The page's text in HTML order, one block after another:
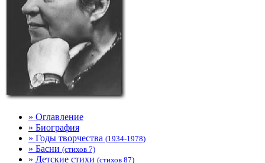
» Оглавление
» Биография
» Годы творчества (1934-1978)
» Басни (стихов 7)
» Детские стихи (стихов 87)